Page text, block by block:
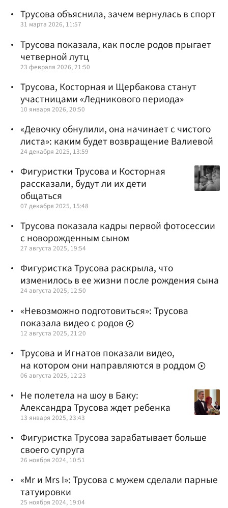
Трусова объяснила, зачем вернулась в спорт
31 марта 2026, 11:57
Трусова показала, как после родов прыгает
четверной лутц
23 февраля 2026, 21:50
Трусова, Косторная и Щербакова станут
участницами «Ледникового периода»
10 января 2026, 20:50
«Девочку обнулили, она начинает с чистого
листа»: каким будет возвращение Валиевой
24 декабря 2025, 13:59
Фигуристки Трусова и Косторная
рассказали, будут ли их дети
общаться
07 декабря 2025, 15:48
Трусова показала кадры первой фотосессии
с новорожденным сыном
27 августа 2025, 19:54
Фигуристка Трусова раскрыла, что
изменилось в ее жизни после рождения сына
24 августа 2025, 12:50
«Невозможно подготовиться»: Трусова
показала видео с родов
12 августа 2025, 21:20
Трусова и Игнатов показали видео,
на котором они направляются в роддом
06 августа 2025, 12:23
Не полетела на шоу в Баку:
Александра Трусова ждет ребенка
13 января 2025, 23:43
Фигуристка Трусова зарабатывает больше
своего супруга
26 ноября 2024, 10:51
«Mr и Mrs I»: Трусова с мужем сделали парные
татуировки
25 ноября 2024, 19:04